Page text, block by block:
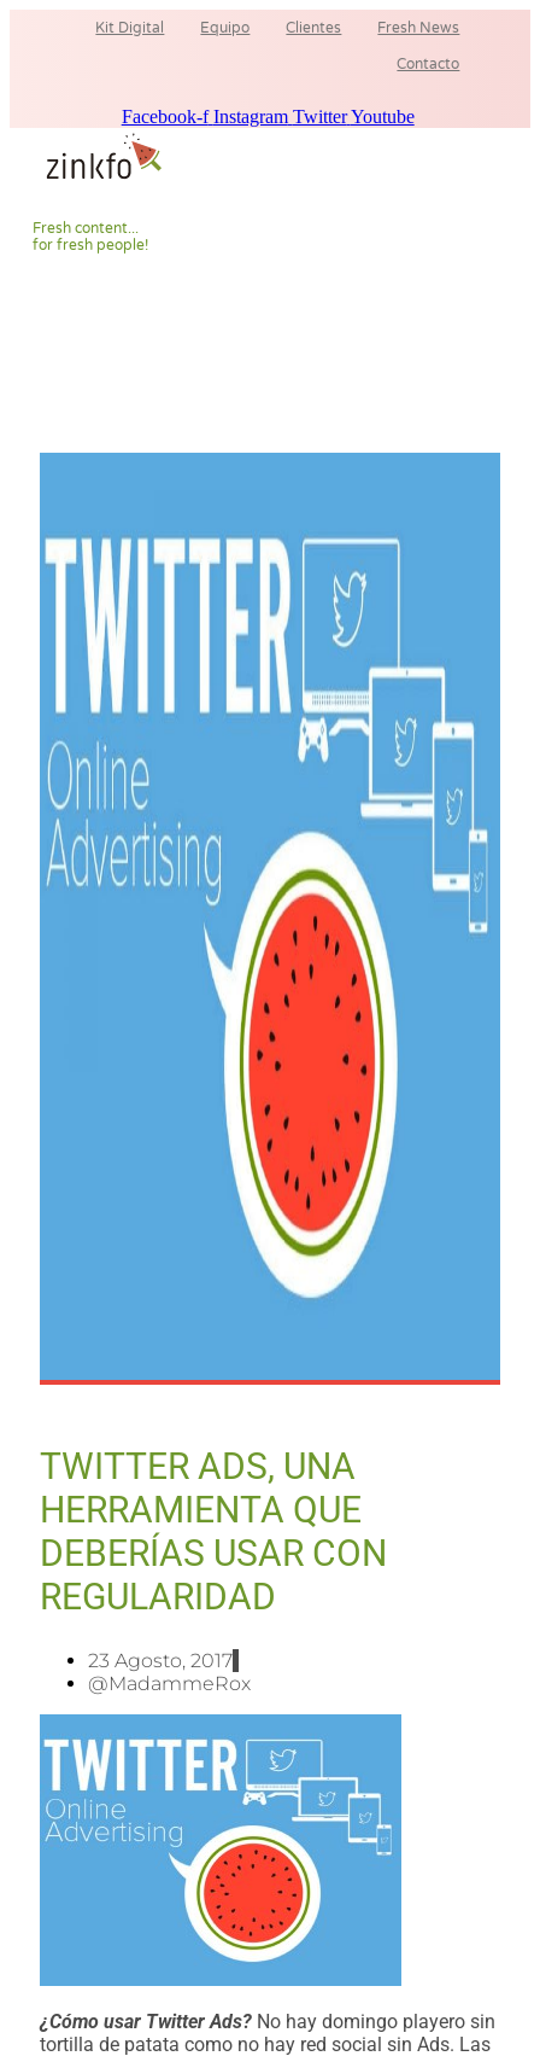
Kit Digital Equipo Clientes Fresh News
Contacto
Facebook-f Instagram TwitterYoutube
Fresh content...
for fresh people!
TWITTER ADS, UNA
HERRAMIENTA QUE
DEBERÍAS USAR CON
REGULARIDAD
23 Agosto, 2017
@MadammeRox
¿Cómo usar Twitter Ads? No hay domingo playero sin
tortilla de patata como no hay red social sin Ads. Las